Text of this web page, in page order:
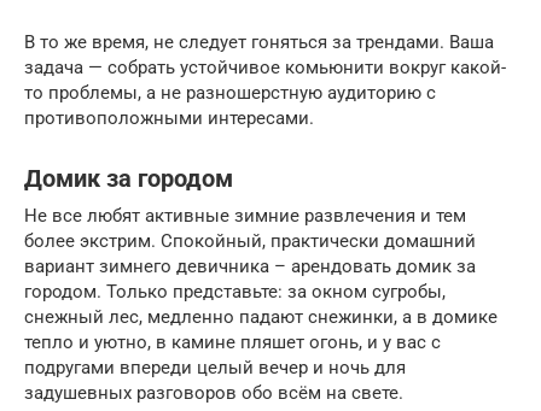
В то же время, не следует гоняться за трендами. Ваша
задача — собрать устойчивое комьюнити вокруг какой-
то проблемы, а не разношерстную аудиторию с
противоположными интересами.
Домик за городом
Не все любят активные зимние развлечения и тем
более экстрим. Спокойный, практически домашний
вариант зимнего девичника – арендовать домик за
городом. Только представьте: за окном сугробы,
снежный лес, медленно падают снежинки, а в домике
тепло и уютно, в камине пляшет огонь, и у вас с
подругами впереди целый вечер и ночь для
задушевных разговоров обо всём на свете.